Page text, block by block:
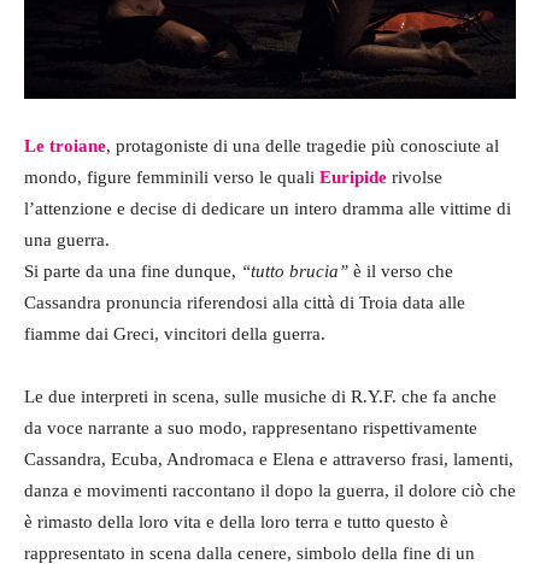
Le troiane, protagoniste di una delle tragedie più conosciute al
mondo, figure femminili verso le quali Euripide rivolse
l’attenzione e decise di dedicare un intero dramma alle vittime di
una guerra.
Si parte da una fine dunque, “tutto brucia” è il verso che
Cassandra pronuncia riferendosi alla città di Troia data alle
fiamme dai Greci, vincitori della guerra.
Le due interpreti in scena, sulle musiche di R.Y.F. che fa anche
da voce narrante a suo modo, rappresentano rispettivamente
Cassandra, Ecuba, Andromaca e Elena e attraverso frasi, lamenti,
danza e movimenti raccontano il dopo la guerra, il dolore ciò che
è rimasto della loro vita e della loro terra e tutto questo è
rappresentato in scena dalla cenere, simbolo della fine di un